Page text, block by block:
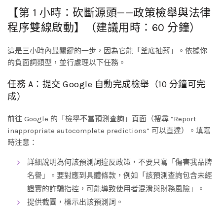
【第 1 小時：砍斷源頭——政策檢舉與法律
程序雙線啟動】（建議用時：60 分鐘）
這是三小時內最關鍵的一步，因為它能「釜底抽薪」。依據你
的負面詞類型，並行處理以下任務。
任務 A：提交 Google 自動完成檢舉（10 分鐘可完
成）
前往 Google 的「檢舉不當預測查詢」頁面（搜尋 “Report
inappropriate autocomplete predictions” 可以直達）。填寫
時注意：
詳細說明為何該預測詞違反政策，不要只寫「傷害我品牌
名譽」。要對應到具體條款，例如「該預測查詢包含未經
證實的詐騙指控，可能導致使用者混淆與財務風險」。
提供截圖，標示出該預測詞。